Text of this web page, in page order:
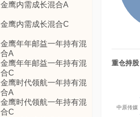
金鹰内需成长混合A
金鹰内需成长混合C
金鹰年年邮益一年持有混
合A
金鹰年年邮益一年持有混
合C
金鹰时代领航一年持有混
合A
金鹰时代领航一年持有混
合C
重仓持股
中原传媒